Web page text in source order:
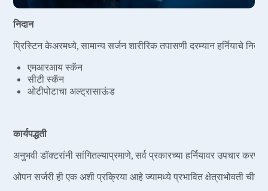
निदान
प्रिस्टिन केअरमध्ये, सामान्य सर्जन शारीरिक तपासणी दरम्यान हर्नियाचे
एमआरआय स्कॅन
सीटी स्कॅन
ओटीपोटाचा अल्ट्रासाऊंड
कार्यपद्धती
अनुभवी डॉक्टरांनी सांगितल्याप्रमाणे, सर्व प्रकारच्या हर्नियावर उपचार
ओपन सर्जरी ही एक अशी प्रक्रिया आहे ज्यामध्ये प्रभावित क्षेत्राभोवती